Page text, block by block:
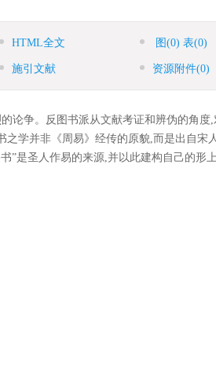
HTML全文 图 (0) 表(0)
施引文献 资源附件(0)
论争。反图书派从文献考证和辨伪的角
学并非《周易》经传的原貌,而是出自宋
”是圣人作易的来源,并以此建构自己的形